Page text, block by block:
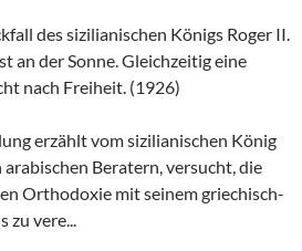
des sizilianischen Königs Roger II.
an der Sonne. Gleichzeitig eine
nach Freiheit. (1926)
erzählt vom sizilianischen König
arabischen Beratern, versucht, die
Orthodoxie mit seinem griechisch-
zu vere...